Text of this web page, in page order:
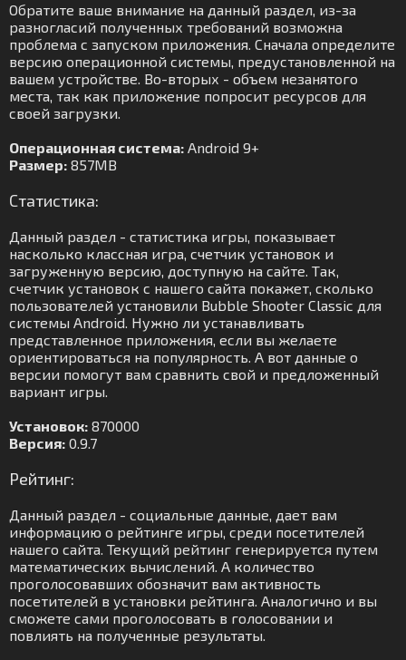
Обратите ваше внимание на данный раздел, из-за
разногласий полученных требований возможна
проблема с запуском приложения. Сначала определите
версию операционной системы, предустановленной на
вашем устройстве. Во-вторых - объем незанятого
места, так как приложение попросит ресурсов для
своей загрузки.
Операционная система: Android 9+
Размер: 857MB
Статистика:
Данный раздел - статистика игры, показывает
насколько классная игра, счетчик установок и
загруженную версию, доступную на сайте. Так,
счетчик установок с нашего сайта покажет, сколько
пользователей установили Bubble Shooter Classic для
системы Android. Нужно ли устанавливать
представленное приложения, если вы желаете
ориентироваться на популярность. А вот данные о
версии помогут вам сравнить свой и предложенный
вариант игры.
Установок: 870000
Версия: 0.9.7
Рейтинг:
Данный раздел - социальные данные, дает вам
информацию о рейтинге игры, среди посетителей
нашего сайта. Текущий рейтинг генерируется путем
математических вычислений. А количество
проголосовавших обозначит вам активность
посетителей в установки рейтинга. Аналогично и вы
сможете сами проголосовать в голосовании и
повлиять на полученные результаты.